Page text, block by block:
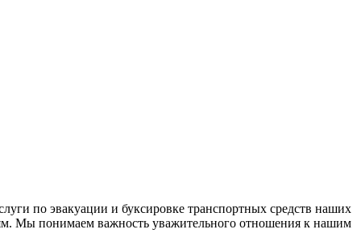
по эвакуации и буксировке транспортных средств наших
Мы понимаем важность уважительного отношения к нашим